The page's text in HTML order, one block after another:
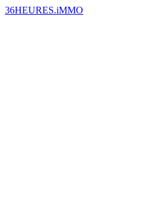
36HEURES.iMMO